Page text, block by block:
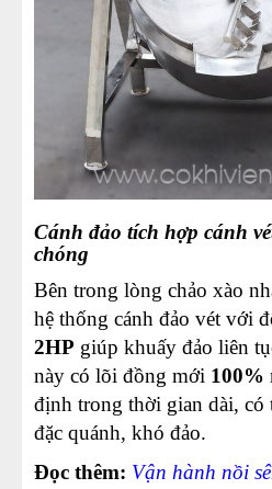
Cánh đảo tích hợp cánh
chóng
Bên trong lòng chảo xào
hệ thống cánh đảo vét với
2HP giúp khuấy đảo liên
này có lõi đồng mới 100%
định trong thời gian dài, có
đặc quánh, khó đảo.
Đọc thêm: Vận hành nồi